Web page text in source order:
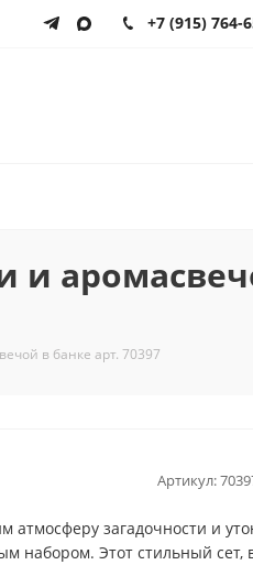
+7 (915) 764-
и
в банке арт. 70397
Артикул:
атмосферу загадочности и
набором. Этот стильный